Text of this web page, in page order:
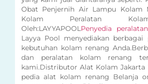
Obat Penjernih Air Lampu Kolam
Kolam Peralatan
Oleh:LAYYAPOOLPenyedia
Layya Pool menyediakan berbagai
kebutuhan kolam renang
dan peralatan kolam renang
kami.Distributor Alat Kolam Jakarta
pedia alat kolam renang Belanja